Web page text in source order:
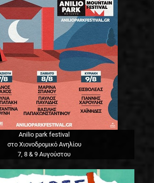
Anilio park festival
στο Χιονοδρομικό Ανηλίου
7, 8 & 9 Αυγούστου